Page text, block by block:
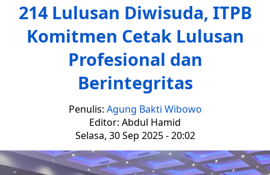
214 Lulusan Diwisuda, ITPB
Komitmen Cetak Lulusan
Profesional dan
Berintegritas
Penulis: Agung Bakti Wibowo
Editor: Abdul Hamid
Selasa, 30 Sep 2025 - 20:02